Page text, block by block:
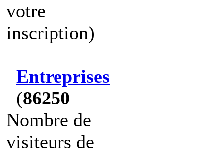
votre
inscription)
Entreprises
(86250
Nombre de
visiteurs de